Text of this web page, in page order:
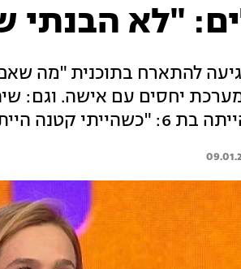
"לא הבנתי
להתארח בתוכנית "מה
יחסים עם אישה. וגם:
הייתי פירומנית"